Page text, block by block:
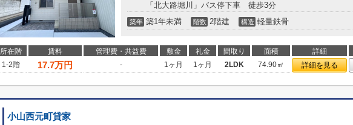
「北大路堀川」バス停下車 徒歩3分
築年 築1年未満 階数 2階建 構造 軽量鉄骨
所在階 賃料 管理費・共益費 敷金 礼金 間取り 面積 詳細
1-2階
17.7万円 - 1ヶ月 1ヶ月 2LDK 74.90㎡ 詳細を見る
小山西元町貸家